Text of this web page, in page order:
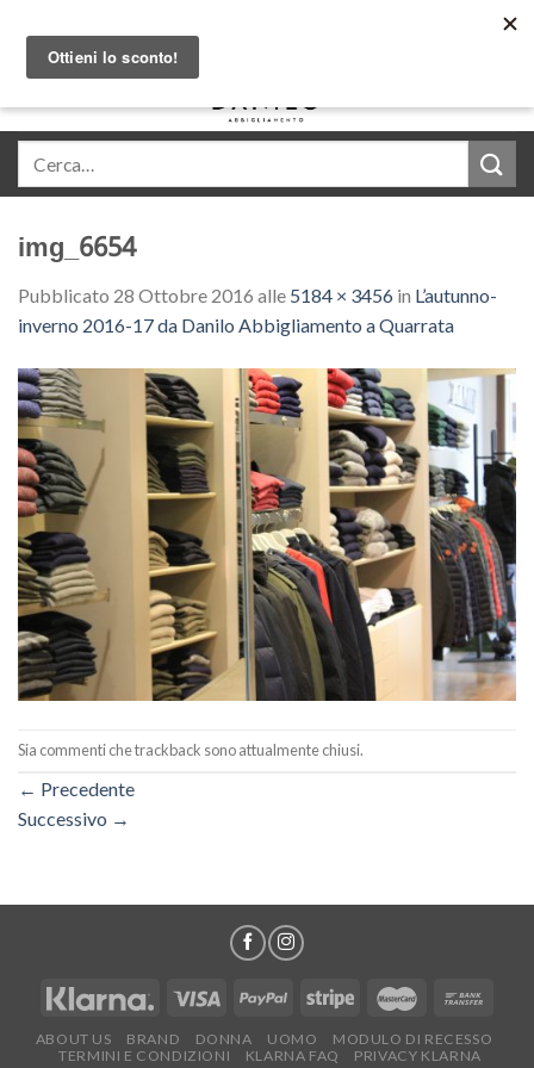
content
img_6654
Pubblicato 28 Ottobre 2016 alle 5184 × 3456 in L’autunno-
inverno 2016-17 da Danilo Abbigliamento a Quarrata
Sia commenti che trackback sono attualmente chiusi.
← Precedente
Successivo →
ABOUT US BRAND DONNA UOMO
MODULO DI RECESSO
TERMINI E CONDIZIONI
KLARNA FAQ PRIVACY KLARNA